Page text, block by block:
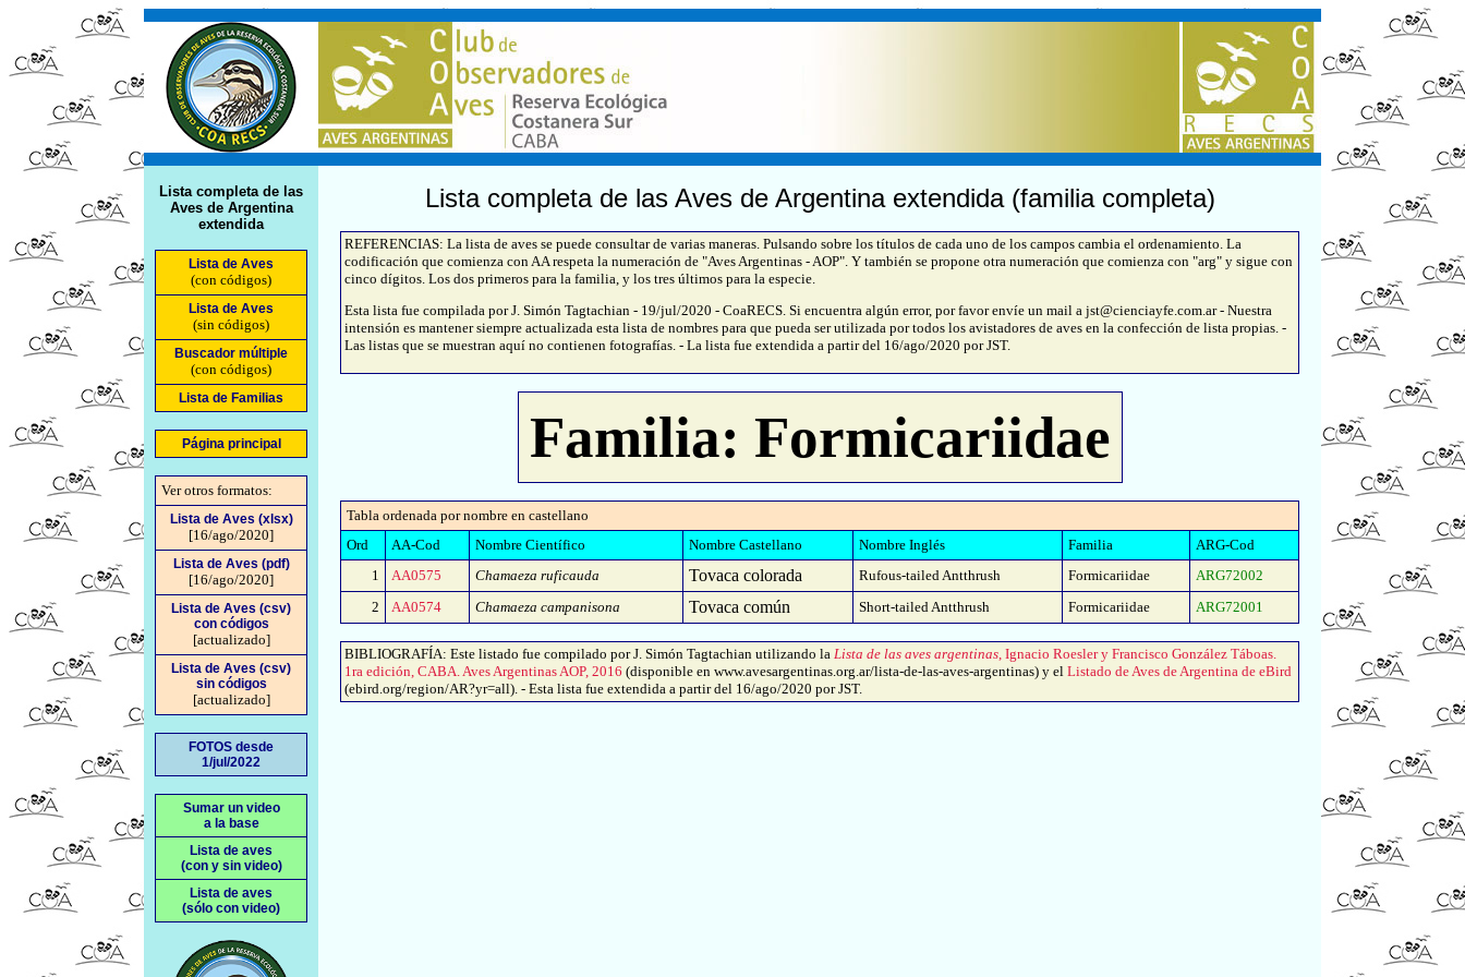
Lista completa de las
Aves de Argentina
extendida
Lista de Aves
(con códigos)
Lista de Aves
(sin códigos)
Buscador múltiple
(con códigos)
Lista de Familias
Página principal
Ver otros formatos:
Lista de Aves (xlsx)
[16/ago/2020]
Lista de Aves (pdf)
[16/ago/2020]
Lista de Aves (csv)
con códigos
[actualizado]
Lista de Aves (csv)
sin códigos
[actualizado]
FOTOS desde
1/jul/2022
Sumar un video
a la base
Lista de aves
(con y sin video)
Lista de aves
(sólo con video)
Lista completa de las Aves de Argentina extendida (familia completa)
REFERENCIAS: La lista de aves se puede consultar de varias maneras. Pulsando sobre los títulos de cada uno de los campos cambia el ordenamiento. La
codificación que comienza con AA respeta la numeración de "Aves Argentinas - AOP". Y también se propone otra numeración que comienza con "arg" y sigue con
cinco dígitos. Los dos primeros para la familia, y los tres últimos para la especie.
Esta lista fue compilada por J. Simón Tagtachian - 19/jul/2020 - CoaRECS. Si encuentra algún error, por favor envíe un mail a jst@cienciayfe.com.ar - Nuestra
intensión es mantener siempre actualizada esta lista de nombres para que pueda ser utilizada por todos los avistadores de aves en la confección de lista propias. -
Las listas que se muestran aquí no contienen fotografías. - La lista fue extendida a partir del 16/ago/2020 por JST.
Familia: Formicariidae
Tabla ordenada por nombre en castellano
Ord
AA-Cod Nombre Científico Nombre Castellano Nombre Inglés Familia
ARG-Cod
1
AA0575 Chamaeza ruficauda Tovaca colorada Rufous-tailed Antthrush Formicariidae
ARG72002
2
AA0574 Chamaeza campanisona Tovaca común Short-tailed Antthrush Formicariidae ARG72001
BIBLIOGRAFÍA: Este listado fue compilado por J. Simón Tagtachian utilizando la Lista de las aves argentinas, Ignacio Roesler y Francisco González Táboas.
1ra edición, CABA. Aves Argentinas AOP, 2016 (disponible en www.avesargentinas.org.ar/lista-de-las-aves-argentinas) y el Listado de Aves de Argentina de eBird
(ebird.org/region/AR?yr=all). - Esta lista fue extendida a partir del 16/ago/2020 por JST.